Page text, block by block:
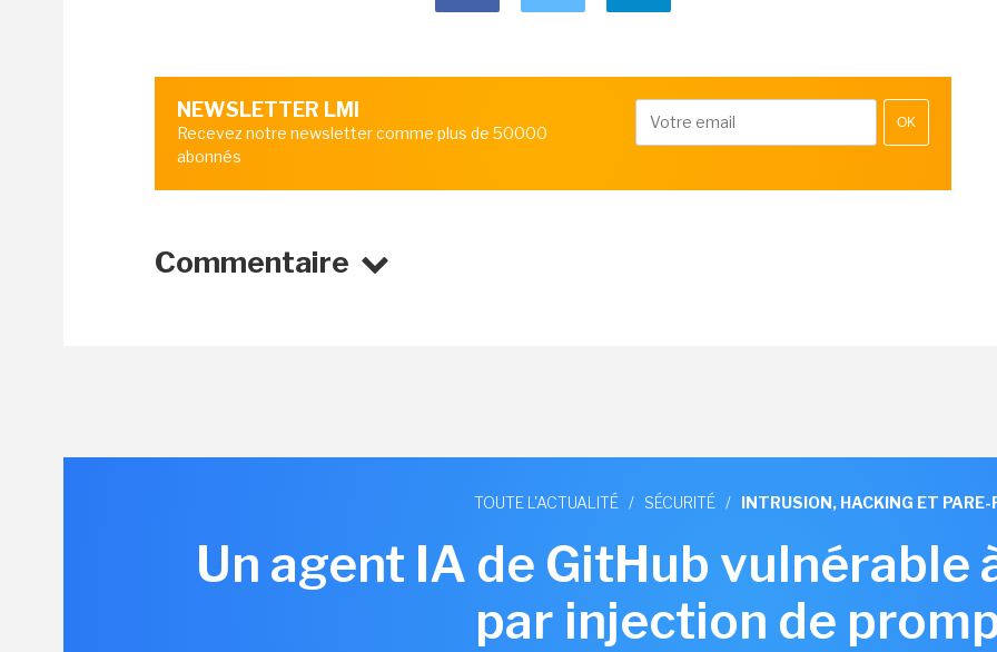
NEWSLETTER LMI
Recevez notre newsletter comme plus de 50000
abonnés
OK
Commentaire
TOUTE L'ACTUALITÉ / SÉCURITÉ / INTRUSION, HACKING ET PARE-
Un agent IA de GitHub vulnérable
par injection de